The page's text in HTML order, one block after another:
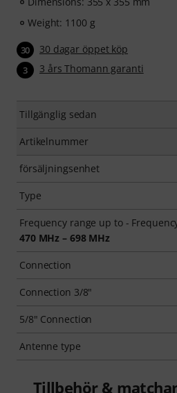
Weight: 1100 g
30 30 dagar öppet köp
3 3 års Thomann garanti
Tillgänglig sedan
Artikelnummer
försäljningsenhet
Type
Frequency range up to -
470 MHz – 698 MHz
Connection
Connection 3/8"
5/8" Connection
Antenne type
Tillbehör &